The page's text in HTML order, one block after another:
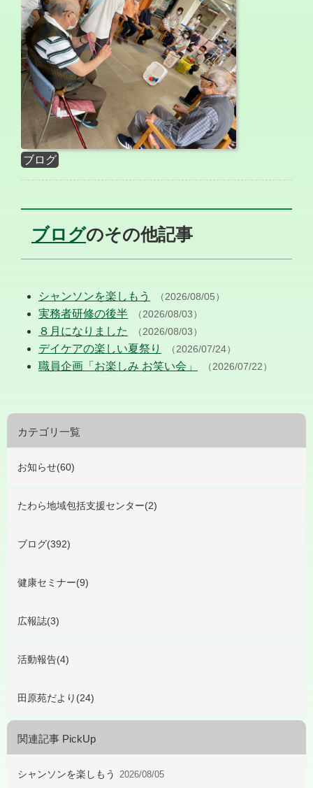
ブログ
ブログのその他記事
シャンソンを楽しもう （2026/08/05）
実務者研修の後半 （2026/08/03）
８月になりました （2026/08/03）
デイケアの楽しい夏祭り （2026/07/24）
職員企画「お楽しみ お笑い会」 （2026/07/22）
カテゴリ一覧
お知らせ(60)
たわら地域包括支援センター(2)
ブログ(392)
健康セミナー(9)
広報誌(3)
活動報告(4)
田原苑だより(24)
関連記事 PickUp
シャンソンを楽しもう 2026/08/05